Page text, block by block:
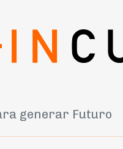
generar Futuro